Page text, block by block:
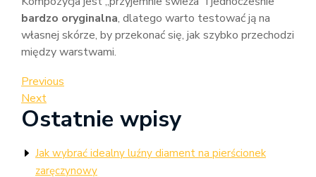
bardzo oryginalna, dlatego warto testować ją na
własnej skórze, by przekonać się, jak szybko przechodzi
między warstwami.
Nawigacja
wpisu
Previous
Post
Previous
Next
Post
Next
Ostatnie wpisy
Jak wybrać idealny luźny diament na pierścionek
zaręczynowy